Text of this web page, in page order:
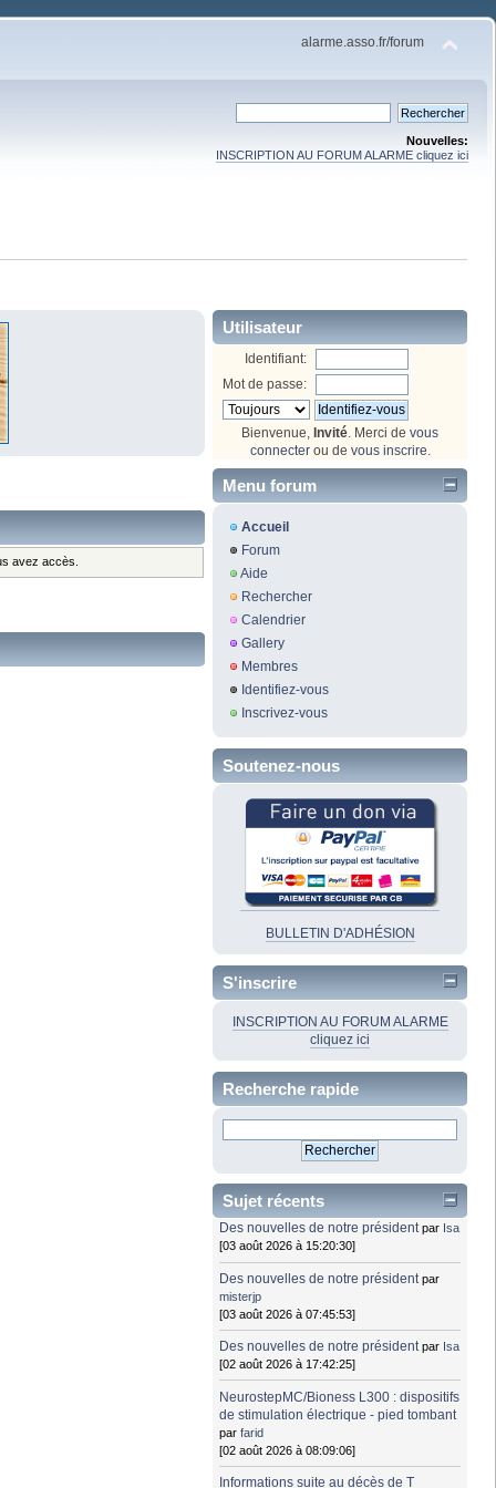
alarme.asso.fr/forum
Nouvelles:
INSCRIPTION AU FORUM ALARME cliquez ici
avez accès.
Utilisateur
Identifiant:
Mot de passe:
Bienvenue, Invité . Merci de vous
connecterou de vous inscrire
Menu forum
Accueil
Forum
Aide
Rechercher
Calendrier
Gallery
Membres
Identifiez-vous
Inscrivez-vous
Soutenez-nous
BULLETIN D'ADHÉSION
S'inscrire
INSCRIPTION AU FORUM ALARME
cliquez ici
Recherche rapide
Sujet récents
Des nouvelles de notre président par Isa
[03 août 2026 à 15:20:30]
Des nouvelles de notre président par
misterjp
[03 août 2026 à 07:45:53]
Des nouvelles de notre président par Isa
[02 août 2026 à 17:42:25]
NeurostepMC/Bioness L300 : dispositifs
de stimulation électrique - pied tombant
parfarid
[02 août 2026 à 08:09:06]
Informations suite au décès de T